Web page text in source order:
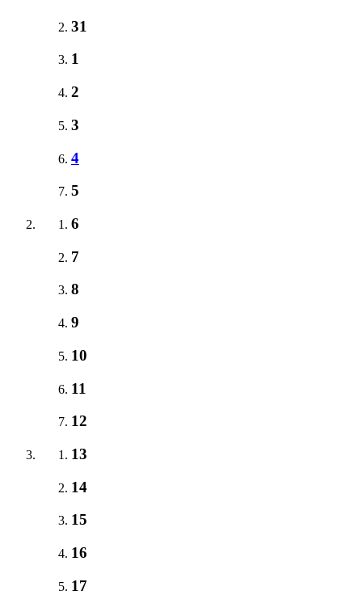
31
1
2
3
4
5
6
7
8
9
10
11
12
13
14
15
16
17